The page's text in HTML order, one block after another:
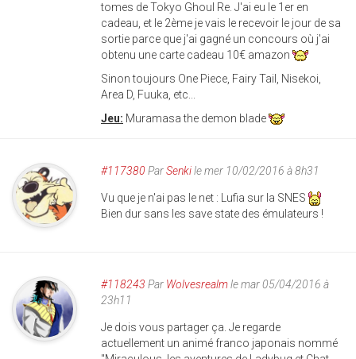
tomes de Tokyo Ghoul Re. J'ai eu le 1er en
cadeau, et le 2ème je vais le recevoir le jour de sa
sortie parce que j'ai gagné un concours où j'ai
obtenu une carte cadeau 10€ amazon
Sinon toujours One Piece, Fairy Tail, Nisekoi,
Area D, Fuuka, etc...
Jeu: Muramasa the demon blade
#117380 ParSenkile mer 10/02/2016 à 8h31
Vu que je n'ai pas le net : Lufia sur la SNES
Bien dur sans les save state des émulateurs !
#118243 Par Wolvesrealmle mar 05/04/2016 à
23h11
Je dois vous partager ça. Je regarde
actuellement un animé franco japonais nommé